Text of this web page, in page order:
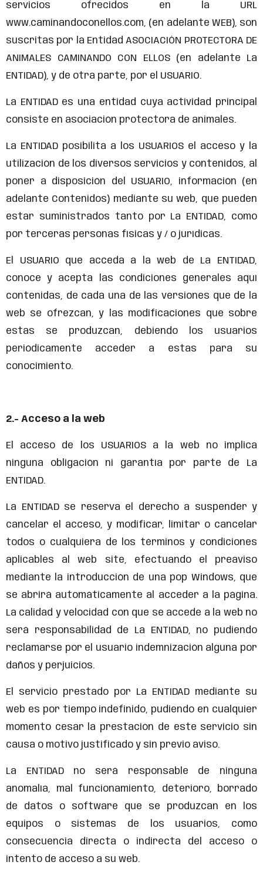
servicios ofrecidos en la URL
www.caminandoconellos.com, (en adelante WEB), son
suscritas por la Entidad ASOCIACIÓN PROTECTORA DE
ANIMALES CAMINANDO CON ELLOS (en adelante La
ENTIDAD), y de otra parte, por el USUARIO.
La ENTIDAD es una entidad cuya actividad principal
consiste en asociación protectora de animales.
La ENTIDAD posibilita a los USUARIOS el acceso y la
utilización de los diversos servicios y contenidos, al
poner a disposición del USUARIO, información (en
adelante Contenidos) mediante su web, que pueden
estar suministrados tanto por La ENTIDAD, como
por terceras personas físicas y / o jurídicas.
El USUARIO que acceda a la web de La ENTIDAD,
conoce y acepta las condiciones generales aquí
contenidas, de cada una de las versiones que de la
web se ofrezcan, y las modificaciones que sobre
estas se produzcan, debiendo los usuarios
periódicamente acceder a estas para su
conocimiento.
2.- Acceso a la web
El acceso de los USUARIOS a la web no implica
ninguna obligación ni garantía por parte de La
ENTIDAD.
La ENTIDAD se reserva el derecho a suspender y
cancelar el acceso, y modificar, limitar o cancelar
todos o cualquiera de los términos y condiciones
aplicables al web site, efectuando el preaviso
mediante la introducción de una pop Windows, que
se abrirá automáticamente al acceder a la página.
La calidad y velocidad con que se accede a la web no
será responsabilidad de La ENTIDAD, no pudiendo
reclamarse por el usuario indemnización alguna por
daños y perjuicios.
El servicio prestado por La ENTIDAD mediante su
web es por tiempo indefinido, pudiendo en cualquier
momento cesar la prestación de este servicio sin
causa o motivo justificado y sin previo aviso.
La ENTIDAD no será responsable de ninguna
anomalía, mal funcionamiento, deterioro, borrado
de datos o software que se produzcan en los
equipos o sistemas de los usuarios, como
consecuencia directa o indirecta del acceso o
intento de acceso a su web.